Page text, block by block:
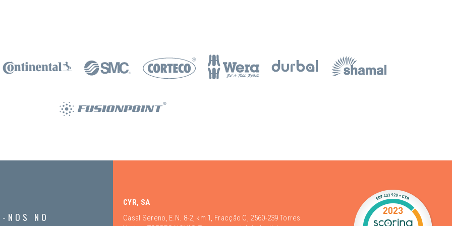
NOS NO
CYR, SA
Casal Sereno, E.N. 8-2, km 1, Fracção C, 2560-239 Torres